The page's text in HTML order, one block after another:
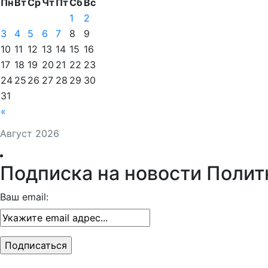
Август 2026
ПнВтСрЧтПтСбВс
«
1
2
3
4 5 6 7 8
9
10 11 12 13 14 15 16
17 18 19 20 21 22 23
24 25 26 27 28 29 30
31
Подписка на новости
Ваш email: